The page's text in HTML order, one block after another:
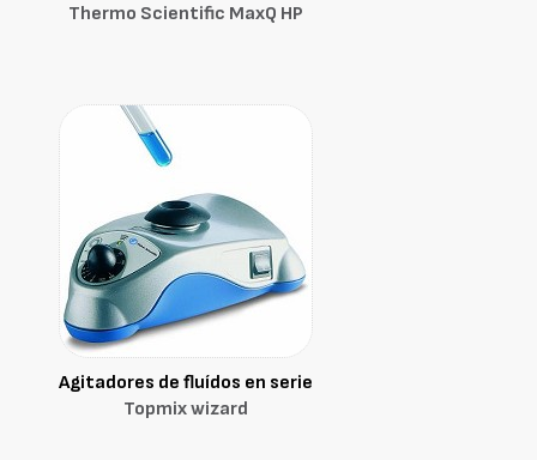
Thermo Scientific MaxQ HP
Agitadores de fluídos en serie
Topmix wizard